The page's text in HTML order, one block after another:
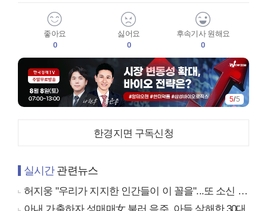
좋아요
0
싫어요
0
후속기사 원해요
0
1/5
한경지면 구독신청
실시간관련뉴스
허지웅 "우리가 지지한 인간들이 이 꼴을"...또 소신 발언